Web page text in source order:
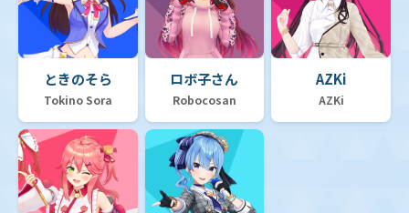
ときのそら
Tokino Sora
ロボ子さん
Robocosan
AZKi
AZKi